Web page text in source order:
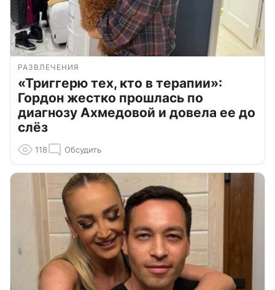
РАЗВЛЕЧЕНИЯ
«Триггерю тех, кто в терапии»:
Гордон жестко прошлась по
диагнозу Ахмедовой и довела ее до
слёз
118 Обсудить